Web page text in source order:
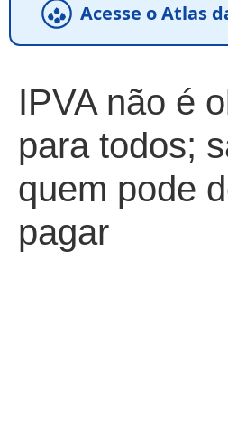
Acesse o Atlas
IPVA não é
para todos;
quem pode
pagar